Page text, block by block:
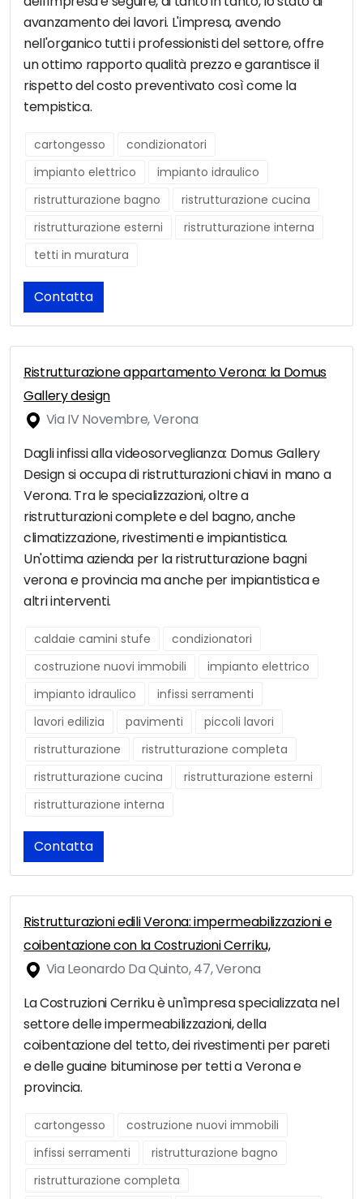
avanzamento dei lavori. L'impresa, avendo
nell'organico tutti i professionisti del settore, offre
un ottimo rapporto qualità prezzo e garantisce il
rispetto del costo preventivato così come la
tempistica.
cartongesso
condizionatori
impianto elettrico
impianto idraulico
ristrutturazione bagno
ristrutturazione cucina
ristrutturazione esterni
ristrutturazione interna
tetti in muratura
Contatta
Ristrutturazione appartamento Verona: la Domus
Gallery design
Via IV Novembre, Verona
Dagli infissi alla videosorveglianza: Domus Gallery
Design si occupa di ristrutturazioni chiavi in mano a
Verona. Tra le specializzazioni, oltre a
ristrutturazioni complete e del bagno, anche
climatizzazione, rivestimenti e impiantistica.
Un'ottima azienda per la ristrutturazione bagni
verona e provincia ma anche per impiantistica e
altri interventi.
caldaie camini stufe
condizionatori
costruzione nuovi immobili
impianto elettrico
impianto idraulico
infissi serramenti
lavori edilizia
pavimenti
piccoli lavori
ristrutturazione
ristrutturazione completa
ristrutturazione cucina
ristrutturazione esterni
ristrutturazione interna
Contatta
Ristrutturazioni edili Verona: impermeabilizzazioni e
coibentazione con la Costruzioni Cerriku,
Via Leonardo Da Quinto, 47, Verona
La Costruzioni Cerriku è un'impresa specializzata nel
settore delle impermeabilizzazioni, della
coibentazione del tetto, dei rivestimenti per pareti
e delle guaine bituminose per tetti a Verona e
provincia.
cartongesso
costruzione nuovi immobili
infissi serramenti
ristrutturazione bagno
ristrutturazione completa